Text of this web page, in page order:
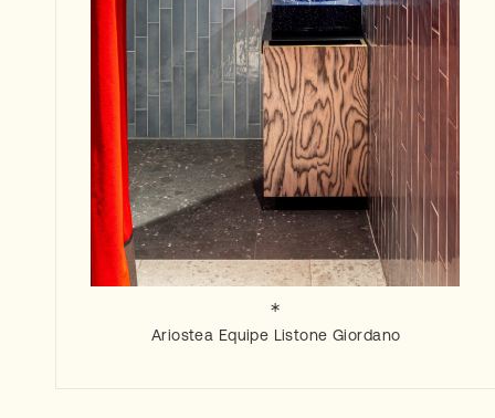
Ariostea Equipe Listone Giordano